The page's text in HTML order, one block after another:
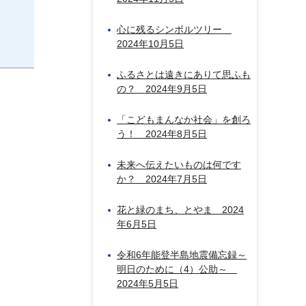
心に残るシンボルツリー
2024年10月5日
ふるさとは遠きにありて思ふも
の？ 2024年9月5日
「こどもまんなか社会」を創ろ
う！ 2024年8月5日
未来へ伝えたいものは何です
か？ 2024年7月5日
花と緑のまち、とやま 2024
年6月5日
令和6年能登半島地震備忘録～
明日のために（4）公助～
2024年5月5日